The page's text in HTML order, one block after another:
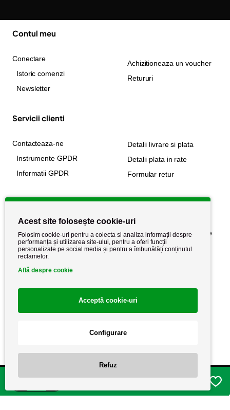
Contul meu
Conectare
Istoric comenzi
Newsletter
Achizitioneaza un voucher
Retururi
Servicii clienti
Contacteaza-ne
Instrumente GPDR
Informatii GPDR
Detalii livrare si plata
Detalii plata in rate
Formular retur
Despre noi
Stiri si noutati
Politica de confidențialitate
Politica de retur
Acest site folosește cookie-uri
Folosim cookie-uri pentru a colecta si analiza informații despre
performanța și utilizarea site-ului, pentru a oferi funcții
personalizate pe social media și pentru a îmbunătăți conținutul
reclamelor.
Află despre cookie
Acceptă cookie-uri
Configurare
Refuz